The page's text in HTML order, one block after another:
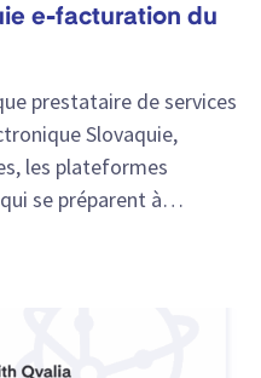
e-facturation du
prestataire de services
Slovaquie,
les plateformes
se préparent à…